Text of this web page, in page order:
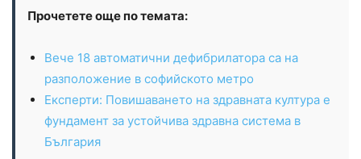
Прочетете още по темата:
Вече 18 автоматични дефибрилатора са на
разположение в софийското метро
Експерти: Повишаването на здравната култура е
фундамент за устойчива здравна система в
България